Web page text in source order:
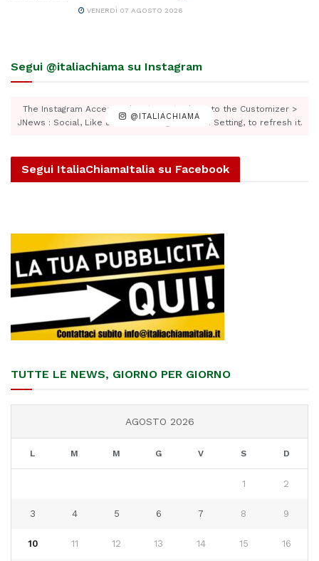
VENERDÌ 07 AGOSTO 2026
Segui @italiachiama su Instagram
@ITALIACHIAMA
The Instagram Access Token is expired, Go to the Customizer >
JNews : Social, Like & View > Instagram Feed Setting, to refresh it.
Segui ItaliaChiamaItalia su Facebook
TUTTE LE NEWS, GIORNO PER GIORNO
AGOSTO 2026
L M M G V S D
1 2
3 4 5 6 7 8 9
10 11 12 13 14 15 16